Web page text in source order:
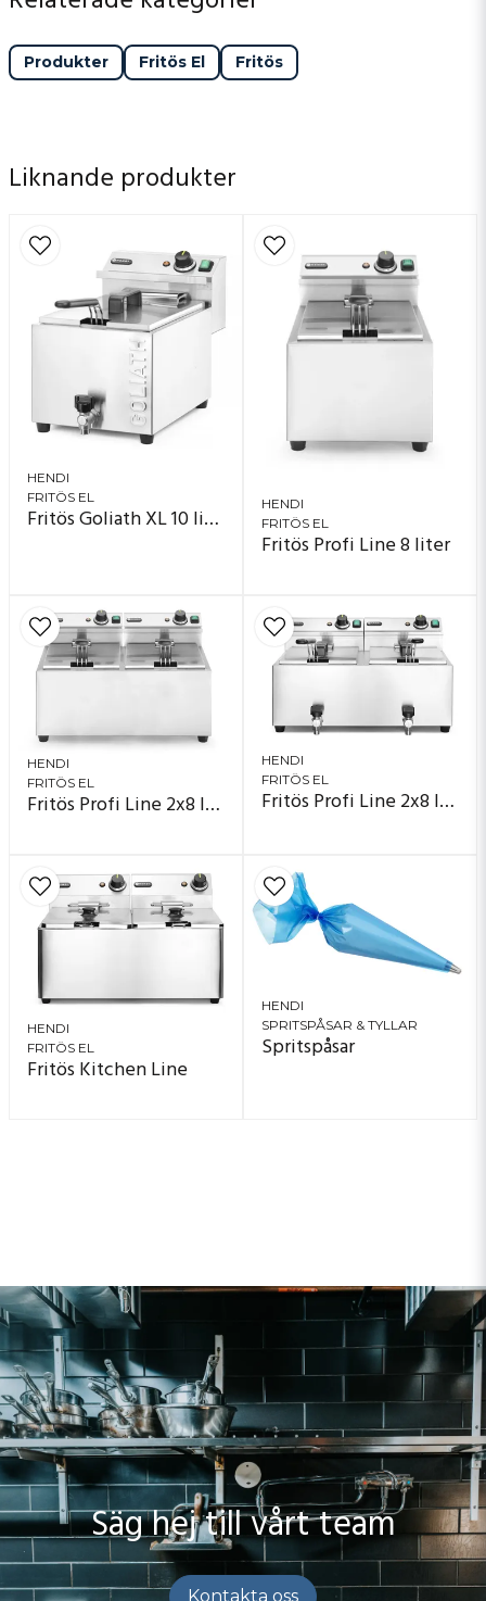
Catering-företag som vill ha en effektiv och
Food trucks och mobila kök där utrymme är
Produkter Fritös El Fritös
Liknande produkter
HENDI
FRITÖS EL
Fritös Goliath XL 10 liter
HENDI
FRITÖS EL
Fritös Profi Line 8 liter
HENDI
FRITÖS EL
Fritös Profi Line 2x8 liter
HENDI
FRITÖS EL
Fritös Profi Line 2x8 liter med tappkran
HENDI
FRITÖS EL
Fritös Kitchen Line
HENDI
SPRITSPÅSAR & TYLLAR
Spritspåsar
Säg hej till vårt team
Kontakta oss